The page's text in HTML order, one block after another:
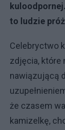
to ludzie
Celebryctwo
zdjęcia, które
nawiązującą
że czasem
kamizelkę,